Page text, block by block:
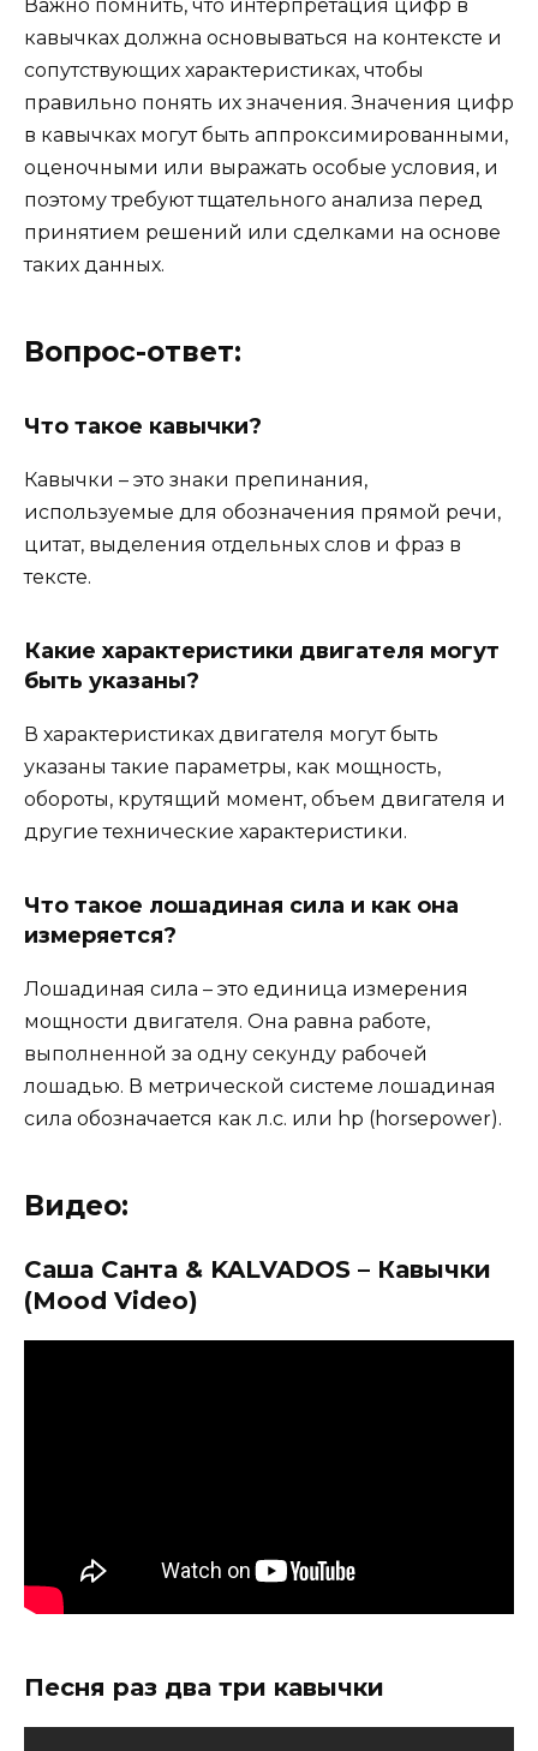
Важно помнить, что интерпретация цифр в
кавычках должна основываться на контексте и
сопутствующих характеристиках, чтобы
правильно понять их значения. Значения цифр
в кавычках могут быть аппроксимированными,
оценочными или выражать особые условия, и
поэтому требуют тщательного анализа перед
принятием решений или сделками на основе
таких данных.
Вопрос-ответ:
Что такое кавычки?
Кавычки – это знаки препинания,
используемые для обозначения прямой речи,
цитат, выделения отдельных слов и фраз в
тексте.
Какие характеристики двигателя могут
быть указаны?
В характеристиках двигателя могут быть
указаны такие параметры, как мощность,
обороты, крутящий момент, объем двигателя и
другие технические характеристики.
Что такое лошадиная сила и как она
измеряется?
Лошадиная сила – это единица измерения
мощности двигателя. Она равна работе,
выполненной за одну секунду рабочей
лошадью. В метрической системе лошадиная
сила обозначается как л.с. или hp (horsepower).
Видео:
Саша Санта & KALVADOS – Кавычки
(Mood Video)
Песня раз два три кавычки